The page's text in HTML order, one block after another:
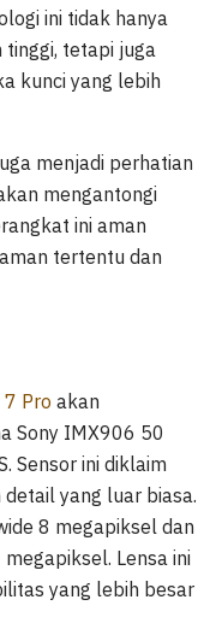
ini tidak hanya
tetapi juga
kunci yang lebih
menjadi perhatian
mengantongi
ini aman
tertentu dan
7 Pro akan
Sony IMX906 50
Sensor ini diklaim
yang luar biasa.
8 megapiksel dan
Lensa ini
yang lebih besar